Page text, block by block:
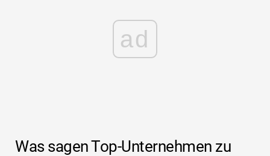
ad
Was sagen Top-Unternehmen zu